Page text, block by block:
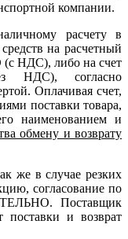
компании.
расчету в
на расчетный
НДС), либо на счет
НДС), согласно
Оплачивая счет,
поставки товара,
наименованием и
обмену и возврату
же в случае резких
согласование по
Поставщик
поставки и возврат